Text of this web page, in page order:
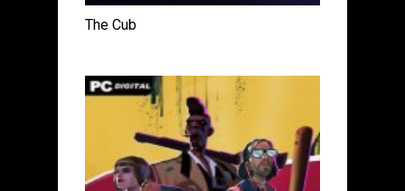
The Cub